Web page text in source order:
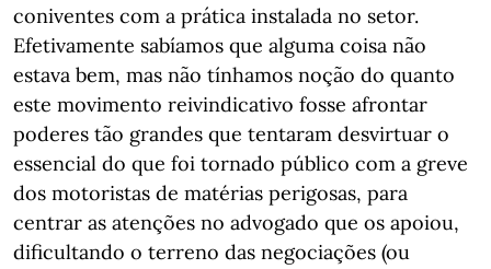
coniventes com a prática instalada no setor.
Efetivamente sabíamos que alguma coisa não
estava bem, mas não tínhamos noção do quanto
este movimento reivindicativo fosse afrontar
poderes tão grandes que tentaram desvirtuar o
essencial do que foi tornado público com a greve
dos motoristas de matérias perigosas, para
centrar as atenções no advogado que os apoiou,
dificultando o terreno das negociações (ou